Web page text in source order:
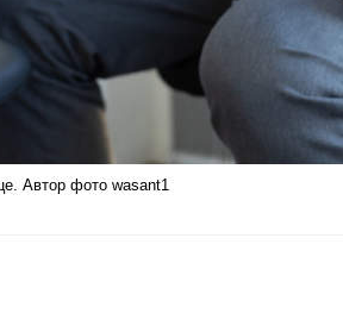
Автор фото wasant1